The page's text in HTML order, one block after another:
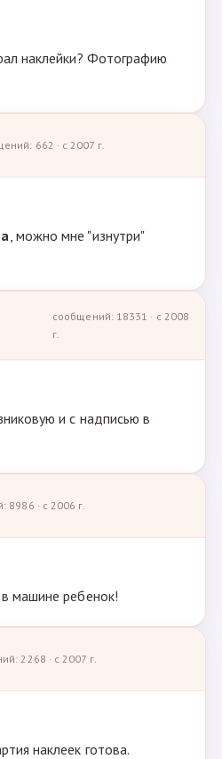
наклейки? Фотографию
662 · с 2007 г.
, можно мне "изнутри"
сообщений: 18331 · с 2008
г.
и с надписью в
8986 · с 2006 г.
машине ребенок!
2268 · с 2007 г.
наклеек готова.